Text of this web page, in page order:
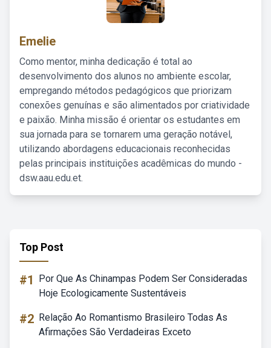
Emelie
Como mentor, minha dedicação é total ao
desenvolvimento dos alunos no ambiente escolar,
empregando métodos pedagógicos que priorizam
conexões genuínas e são alimentados por criatividade
e paixão. Minha missão é orientar os estudantes em
sua jornada para se tornarem uma geração notável,
utilizando abordagens educacionais reconhecidas
pelas principais instituições acadêmicas do mundo -
dsw.aau.edu.et.
Top Post
#1
Por Que As Chinampas Podem Ser Consideradas
Hoje Ecologicamente Sustentáveis
#2 Relação Ao Romantismo Brasileiro Todas As
Afirmações São Verdadeiras Exceto